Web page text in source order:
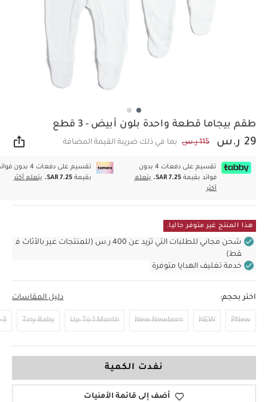
طقم بيجاما قطعة واحدة بلون أبيض - 3 قطع
29 ر.س 115 ر.س بما في ذلك ضريبة القيمة المضافة
تقسيم على دفعات 4 بدون
فوائد بقيمة SAR 7.25.
يتعلم
أكثر
تقسيم على دفعات 4 بدون
بقيمةSAR 7.25. يتعلم أكثر
هذا المنتج غير متوفر حاليا.
شحن مجاني للطلبات التي تزيد عن 400 ر.س (للمنتجات غير بالأثاث ف
قط)
خدمة تغليف الهدايا متوفرة
اختر بحجم: دليل المقاسات
PNew
NEW
New Newborn
Up To 1 Month
Tiny Baby
نفدت الكمية
أضف إلى قائمة الأمنيات